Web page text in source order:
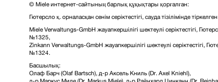
© Miele интернет-сайтының барлық құқықтары қорғалған:
Гютерсло қ. орналасқан сенім серіктестігі, сауда тізілімінде
Miele Verwaltungs-GmbH жауапкершілігі шектеулі серіктестігі,
№1325,
Zinkann Verwaltungs-GmbH жауапкершілігі шектеулі серіктестігі,
№1324.
Басшылық:
Олаф Барч (Olaf Bartsch), д-р Аксель Книль (Dr. Axel Kniehl),